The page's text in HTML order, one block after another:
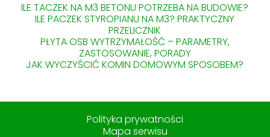
ILE TACZEK NA M3 BETONU POTRZEBA NA BUDOWIE?
ILE PACZEK STYROPIANU NA M3? PRAKTYCZNY
PRZELICZNIK
PŁYTA OSB WYTRZYMAŁOŚĆ – PARAMETRY,
ZASTOSOWANIE, PORADY
JAK WYCZYŚCIĆ KOMIN DOMOWYM SPOSOBEM?
Polityka prywatności
Mapa serwisu